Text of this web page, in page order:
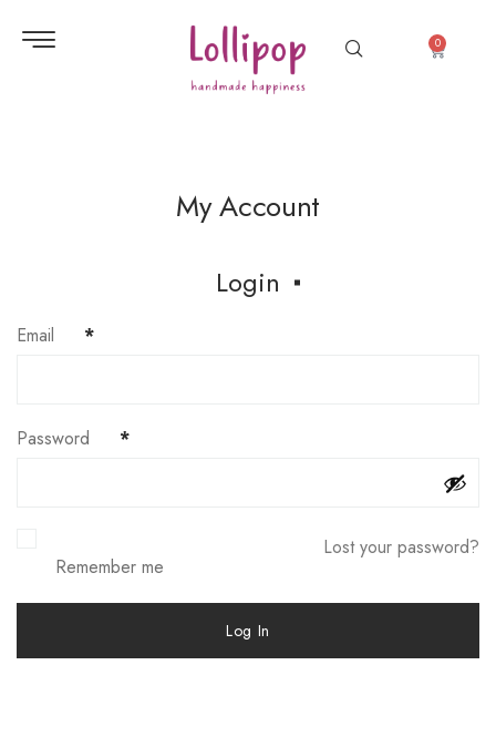
0
My Account
Login
Email *
Password *
Remember me
Lost your password?
Log In